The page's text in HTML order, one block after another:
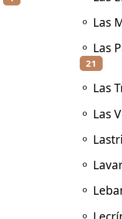
⚬ Las
⚬ Las
21
⚬ Las
⚬ Las
⚬
⚬
⚬